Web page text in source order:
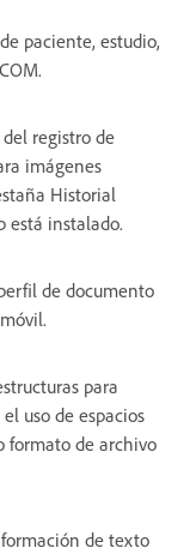
paciente, estudio,
registro de
imágenes
Historial
está instalado.
de documento
para
uso de espacios
formato de archivo
de texto